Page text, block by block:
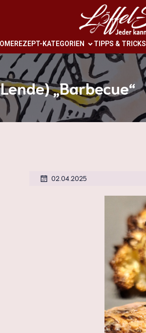
REZEPT-KATEGORIEN TIPPS & TRICKS
„Barbecue“
02.04.2025